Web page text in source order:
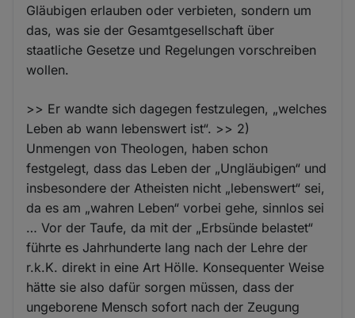
Gläubigen erlauben oder verbieten, sondern um
das, was sie der Gesamtgesellschaft über
staatliche Gesetze und Regelungen vorschreiben
wollen.
>> Er wandte sich dagegen festzulegen, „welches
Leben ab wann lebenswert ist“. >> 2)
Unmengen von Theologen, haben schon
festgelegt, dass das Leben der „Ungläubigen“ und
insbesondere der Atheisten nicht „lebenswert“ sei,
da es am „wahren Leben“ vorbei gehe, sinnlos sei
… Vor der Taufe, da mit der „Erbsünde belastet“
führte es Jahrhunderte lang nach der Lehre der
r.k.K. direkt in eine Art Hölle. Konsequenter Weise
hätte sie also dafür sorgen müssen, dass der
ungeborene Mensch sofort nach der Zeugung